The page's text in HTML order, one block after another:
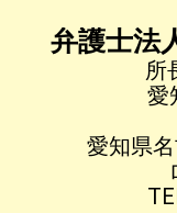
弁護士法
所
愛
愛知県